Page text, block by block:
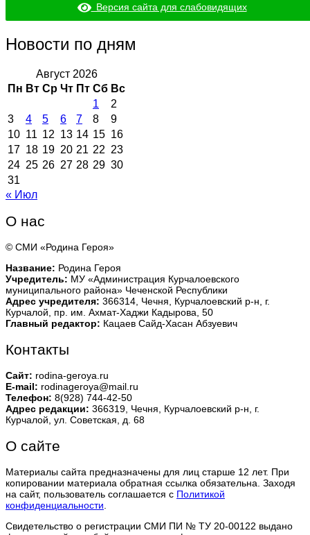
Версия сайта для слабовидящих
Новости по дням
Август 2026
Пн Вт Ср Чт Пт Сб Вс
1
2
3
4 5 6 7 8
9
10 11 12 13 14 15 16
17 18 19 20 21 22 23
24 25 26 27 28 29 30
31
« Июл
О нас
© СМИ «Родина Героя»
Название: Родина Героя
Учредитель: МУ «Администрация Курчалоевского
муниципального района» Чеченской Республики
Адрес учредителя: 366314, Чечня, Курчалоевский р-н, г.
Курчалой, пр. им. Ахмат-Хаджи Кадырова, 50
Главный редактор: Кацаев Сайд-Хасан Абзуевич
Контакты
Сайт: rodina-geroya.ru
E-mail: rodinageroya@mail.ru
Телефон: 8(928) 744-42-50
Адрес редакции: 366319, Чечня, Курчалоевский р-н, г.
Курчалой, ул. Советская, д. 68
О сайте
Материалы сайта предназначены для лиц старше 12 лет. При
копировании материала обратная ссылка обязательна. Заходя
на сайт, пользователь соглашается с Политикой
конфиденциальности